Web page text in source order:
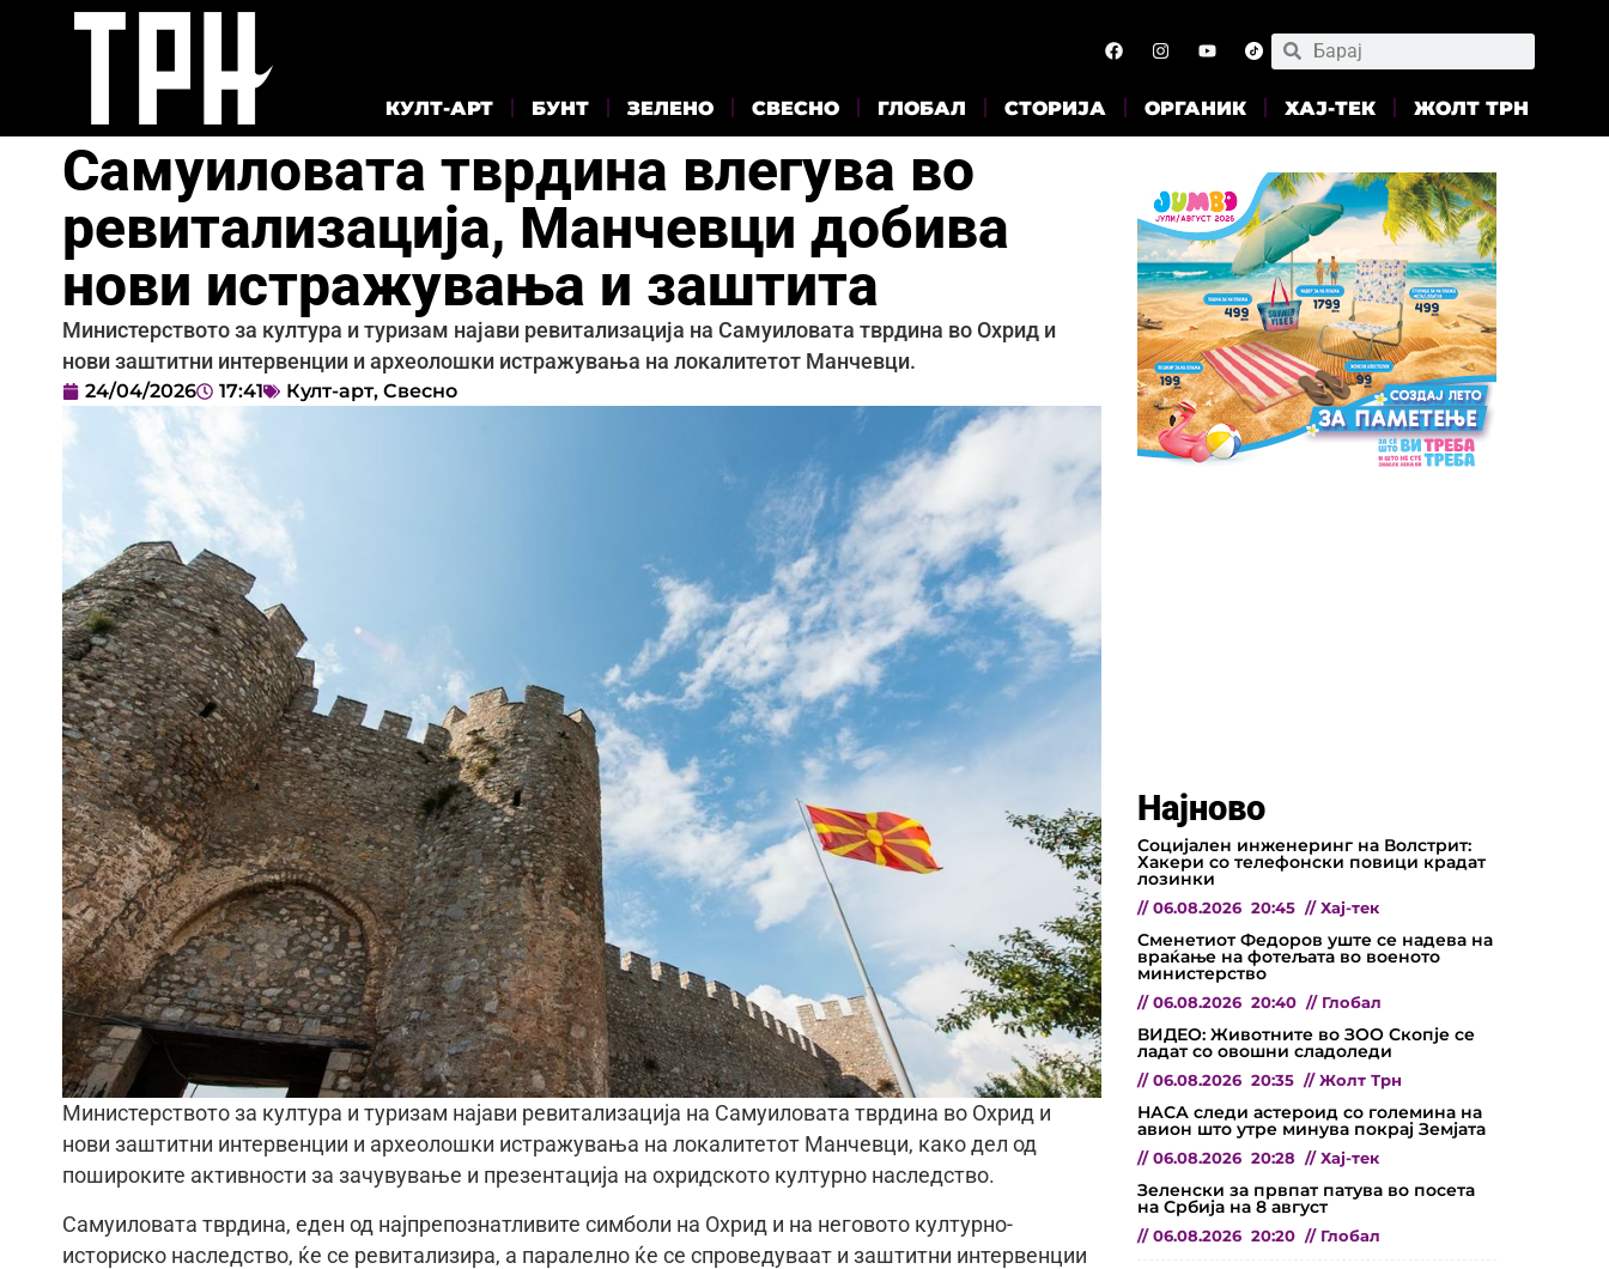
КУЛТ-АРТ БУНТ ЗЕЛЕНО СВЕСНО ГЛОБАЛ СТОРИЈА ОРГАНИК ХАЈ-ТЕК ЖОЛТ ТРН
Самуиловата тврдина влегува во
ревитализација, Манчевци добива
нови истражувања и заштита
Министерството за култура и туризам најави ревитализација на Самуиловата тврдина во Охрид и
нови заштитни интервенции и археолошки истражувања на локалитетот Манчевци.
24/04/2026 17:41 Култ-арт, Свесно
Министерството за култура и туризам најави ревитализација на Самуиловата тврдина во Охрид и
нови заштитни интервенции и археолошки истражувања на локалитетот Манчевци, како дел од
пошироките активности за зачувување и презентација на охридското културно наследство.
Самуиловата тврдина, еден од најпрепознатливите симболи на Охрид и на неговото културно-
историско наследство, ќе се ревитализира, а паралелно ќе се спроведуваат и заштитни интервенции
Најново
Социјален инженеринг на Волстрит:
Хакери со телефонски повици крадат
лозинки
// 06.08.2026 20:45 // Хај-тек
Сменетиот Федоров уште се надева на
враќање на фотељата во военото
министерство
// 06.08.2026 20:40 // Глобал
ВИДЕО: Животните во ЗОО Скопје се
ладат со овошни сладоледи
// 06.08.2026 20:35 // Жолт Трн
НАСА следи астероид со големина на
авион што утре минува покрај Земјата
// 06.08.2026 20:28 // Хај-тек
Зеленски за првпат патува во посета
на Србија на 8 август
// 06.08.2026 20:20 // Глобал